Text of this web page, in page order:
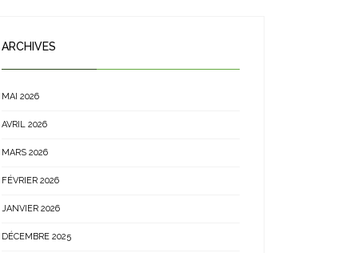
ARCHIVES
MAI 2026
AVRIL 2026
MARS 2026
FÉVRIER 2026
JANVIER 2026
DÉCEMBRE 2025